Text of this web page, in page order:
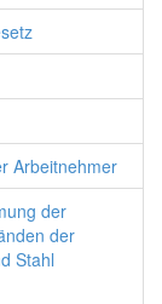
Arbeitnehmer
der
der
Stahl